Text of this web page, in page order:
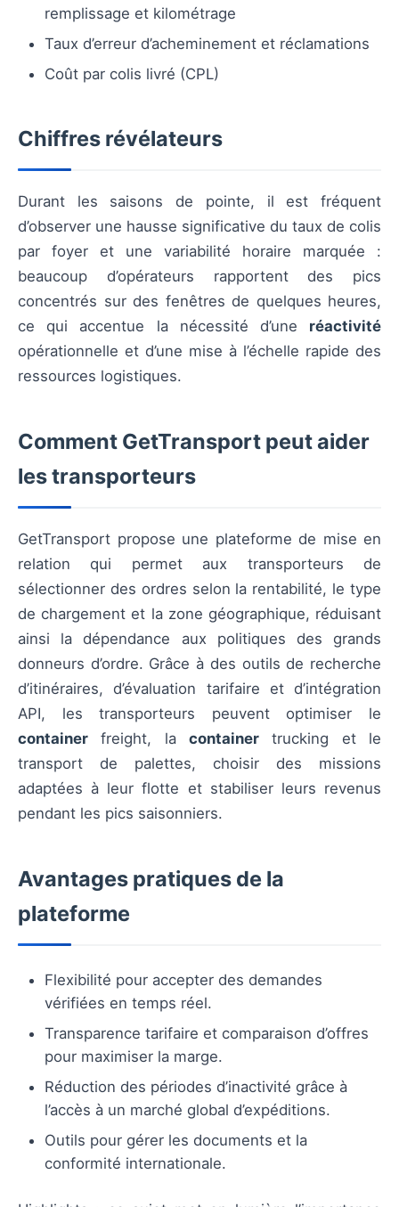
remplissage et kilométrage
Taux d’erreur d’acheminement et réclamations
Coût par colis livré (CPL)
Chiffres révélateurs
Durant les saisons de pointe, il est fréquent
d’observer une hausse significative du taux de colis
par foyer et une variabilité horaire marquée :
beaucoup d’opérateurs rapportent des pics
concentrés sur des fenêtres de quelques heures,
ce qui accentue la nécessité d’une réactivité
opérationnelle et d’une mise à l’échelle rapide des
ressources logistiques.
Comment GetTransport peut aider
les transporteurs
GetTransport propose une plateforme de mise en
relation qui permet aux transporteurs de
sélectionner des ordres selon la rentabilité, le type
de chargement et la zone géographique, réduisant
ainsi la dépendance aux politiques des grands
donneurs d’ordre. Grâce à des outils de recherche
d’itinéraires, d’évaluation tarifaire et d’intégration
API, les transporteurs peuvent optimiser le
container freight, la container trucking et le
transport de palettes, choisir des missions
adaptées à leur flotte et stabiliser leurs revenus
pendant les pics saisonniers.
Avantages pratiques de la
plateforme
Flexibilité pour accepter des demandes
vérifiées en temps réel.
Transparence tarifaire et comparaison d’offres
pour maximiser la marge.
Réduction des périodes d’inactivité grâce à
l’accès à un marché global d’expéditions.
Outils pour gérer les documents et la
conformité internationale.